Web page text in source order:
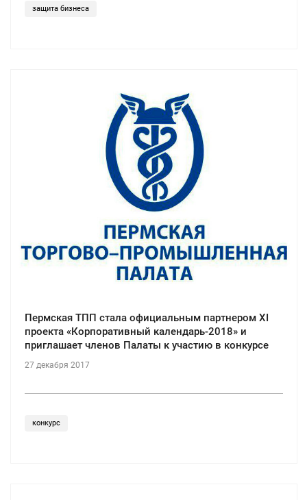
защита бизнеса
Пермская ТПП стала официальным партнером ХI
проекта «Корпоративный календарь-2018» и
приглашает членов Палаты к участию в конкурсе
27 декабря 2017
конкурс